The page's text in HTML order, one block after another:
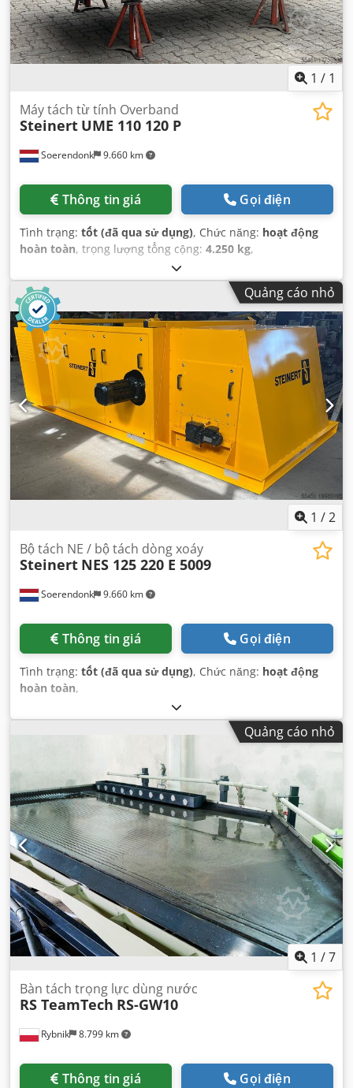
1 / 1
Soerendonk 9.660 km
Máy tách từ tính Overband
Steinert UME 110 120 P
Thông tin giá Gọi điện
Tình trạng: tốt (đã qua sử dụng), Chức năng: hoạt động
hoàn toàn, trọng lượng tổng cộng: 4.250 kg,
Quảng cáo nhỏ
1 /2
Soerendonk 9.660 km
Bộ tách NE / bộ tách dòng xoáy
Steinert NES 125 220 E 5009
Thông tin giá Gọi điện
Tình trạng: tốt (đã qua sử dụng), Chức năng: hoạt động
hoàn toàn,
Quảng cáo nhỏ
1 /7
Rybnik 8.799 km
Bàn tách trọng lực dùng nước
RS TeamTech RS-GW10
Thông tin giá Gọi điện